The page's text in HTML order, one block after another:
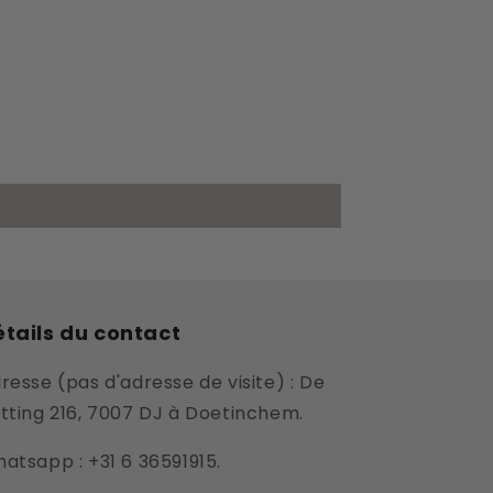
du contact
(pas d'adresse de visite) : De
216, 7007 DJ à Doetinchem.
: +31 6 36591915.